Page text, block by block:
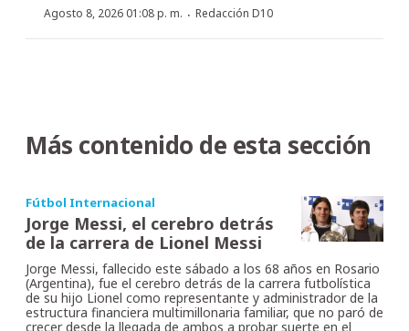
Agosto 8, 2026 01:08 p. m. · Redacción D10
Más contenido de esta sección
Fútbol Internacional
Jorge Messi, el cerebro detrás
de la carrera de Lionel Messi
Jorge Messi, fallecido este sábado a los 68 años en Rosario
(Argentina), fue el cerebro detrás de la carrera futbolística
de su hijo Lionel como representante y administrador de la
estructura financiera multimillonaria familiar, que no paró de
crecer desde la llegada de ambos a probar suerte en el